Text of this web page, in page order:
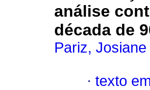
análise
década de
Pariz,
· texto